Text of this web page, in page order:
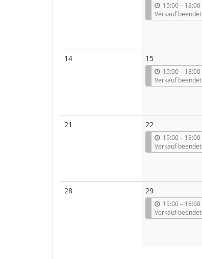
15:00–b
i
s
18:00
Verkauf beendet
14Keine
15
15:00–b
i
s
18:00
Verkauf beendet
21 22
15:00–b
i
s
18:00
Verkauf beendet
28Keine
29
15:00–b
i
s
18:00
Verkauf beendet